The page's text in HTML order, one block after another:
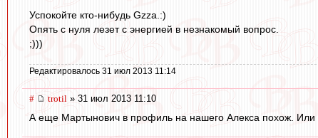
Успокойте кто-нибудь Gzza.:)
Опять с нуля лезет с энергией в незнакомый вопрос.
;)))
Редактировалось 31 июл 2013 11:14
# trotil » 31 июл 2013 11:10
А еще Мартынович в профиль на нашего Алекса похож. Или